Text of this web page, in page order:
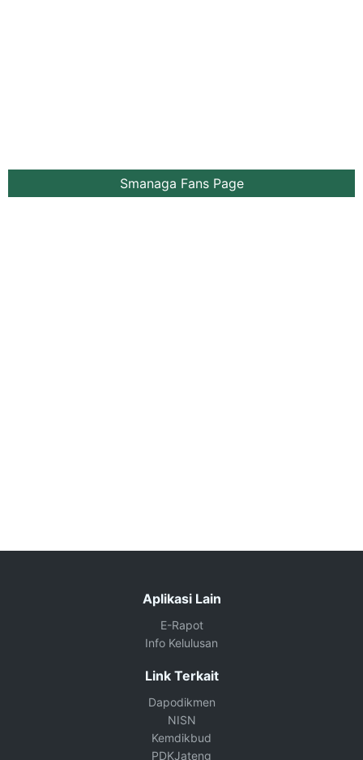
Smanaga Fans Page
Aplikasi Lain
E-Rapot
Info Kelulusan
Link Terkait
Dapodikmen
NISN
Kemdikbud
PDKJateng